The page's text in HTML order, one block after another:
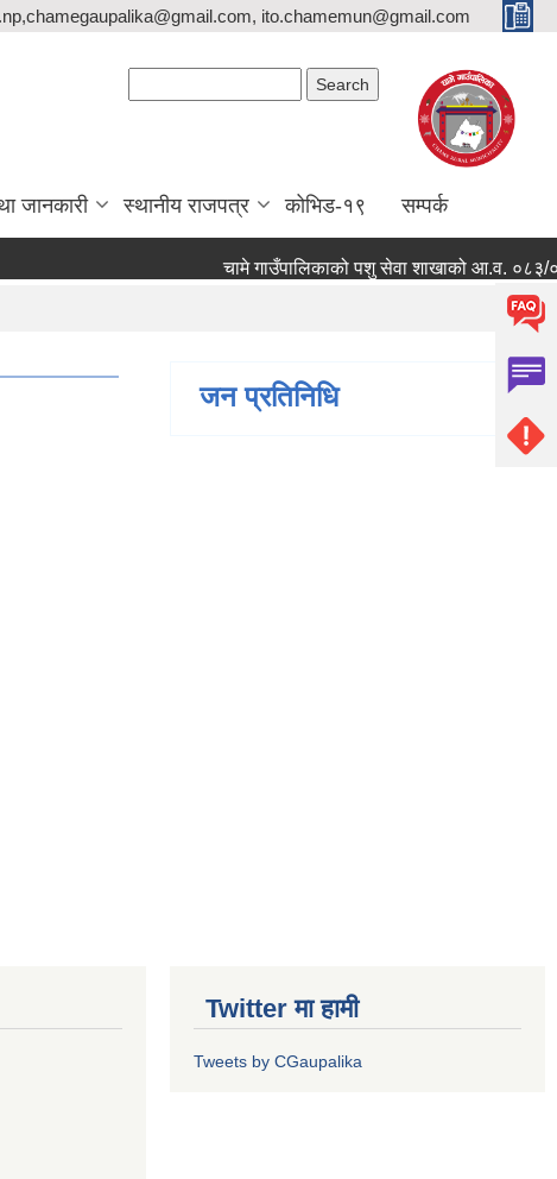
ito.chamemun@gmail.com
जानकारी स्थानीय राजपत्र कोभिड-१९ सम्पर्क
चामे गाउँपालिकाको पशु सेवा शाखाको आ.व. ०८३/०८४
जन प्रतिनिधि
Twitter मा हामी
Tweets by CGaupalika